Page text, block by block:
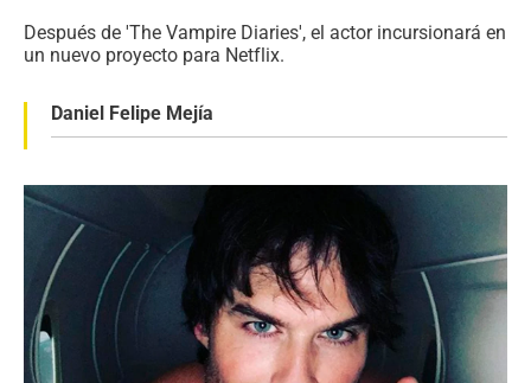
Después de 'The Vampire Diaries', el actor incursionará en
un nuevo proyecto para Netflix.
Daniel Felipe Mejía